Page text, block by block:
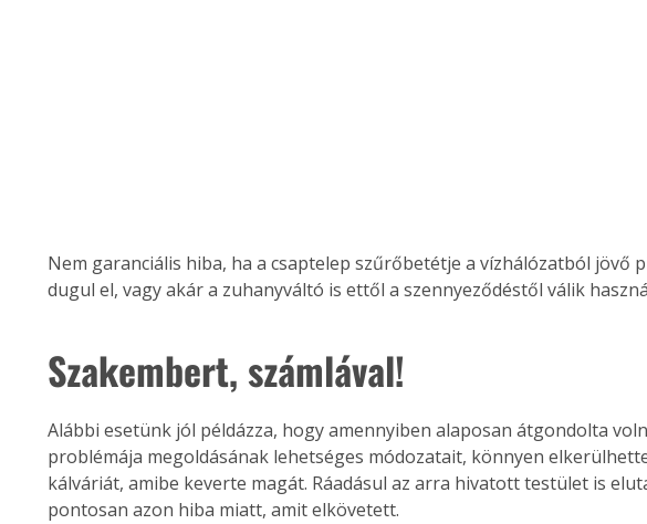
mert: – tNem garanciális hiba, ha a csaptelep szűrőbetétje a vízhálózatból jövő
dugul el, vagy akár a zuhanyváltó is ettől a szennyeződéstől válik
Szakembert, számlával!
Alábbi esetünk jól példázza, hogy amennyiben alaposan átgondolta
problémája megoldásának lehetséges módozatait, könnyen
kálváriát, amibe keverte magát. Ráadásul az arra hivatott testület is
pontosan azon hiba miatt, amit elkövetett.